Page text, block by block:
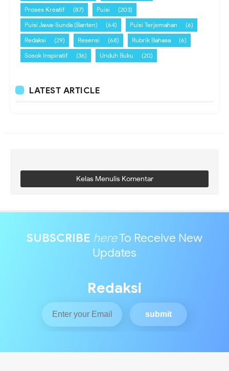
Proses Kreatif
(87) Puisi
(203)
Puisi Jawa-Sunda (Banten)
(64) Puisi Terjemahan
(6)
Redaksi
(29) Resensi (68) Rubrik Bahasa
(6)
Sosok Inspiratif
(36) Unduh Buku (20)
LATEST ARTICLE
Kelas Menulis Komentar
SUBSCRIBE hereTo Receive New
Updates
Redaksi